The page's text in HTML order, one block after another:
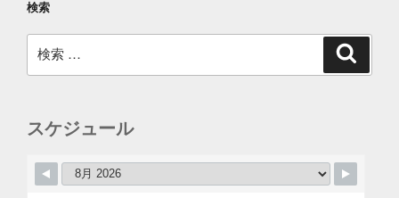
検索
索:
スケジュール